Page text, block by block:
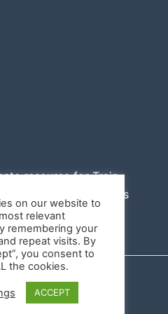
resource for Train
learn operational rules
RSSB.
© 2026 Rail
Assessments
on our website to
relevant
remembering your
repeat visits. By
you consent to
the cookies.
ACCEPT